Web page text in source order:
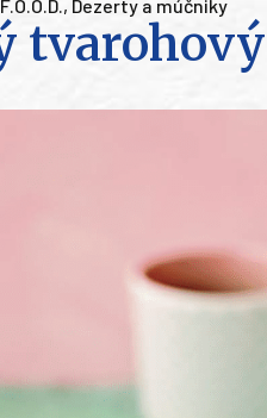
F.O.O.D., Dezerty a múčniky